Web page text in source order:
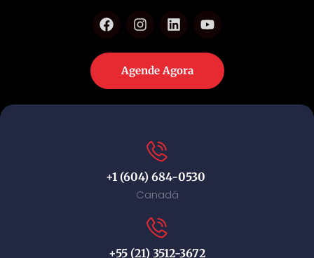
Agende Agora
+1 (604) 684-0530
Canadá
+55 (21) 3512-3672